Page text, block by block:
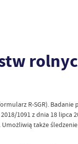
R-SGR).
1091 z dnia 18
także